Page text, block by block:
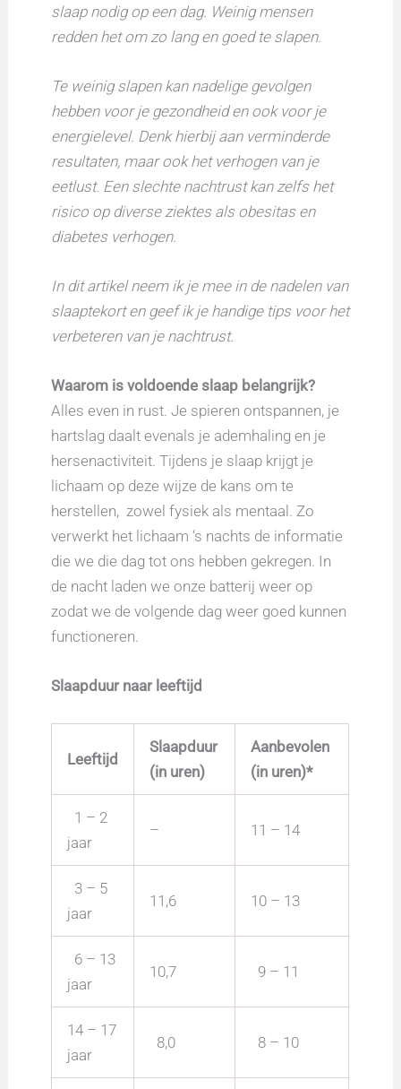
slaap nodig op een dag. Weinig mensen
redden het om zo lang en goed te slapen.
Te weinig slapen kan nadelige gevolgen
hebben voor je gezondheid en ook voor je
energielevel. Denk hierbij aan verminderde
resultaten, maar ook het verhogen van je
eetlust. Een slechte nachtrust kan zelfs het
risico op diverse ziektes als obesitas en
diabetes verhogen.
In dit artikel neem ik je mee in de nadelen van
slaaptekort en geef ik je handige tips voor het
verbeteren van je nachtrust.
Waarom is voldoende slaap belangrijk?
Alles even in rust. Je spieren ontspannen, je
hartslag daalt evenals je ademhaling en je
hersenactiviteit. Tijdens je slaap krijgt je
lichaam op deze wijze de kans om te
herstellen, zowel fysiek als mentaal. Zo
verwerkt het lichaam ‘s nachts de informatie
die we die dag tot ons hebben gekregen. In
de nacht laden we onze batterij weer op
zodat we de volgende dag weer goed kunnen
functioneren.
Slaapduur naar leeftijd
Leeftijd
Slaapduur
(in uren)
Aanbevolen
(in uren)*
1 – 2
jaar
– 11 – 14
3 – 5
jaar
11,6 10 – 13
6 – 13
jaar
10,7 9 – 11
14 – 17
jaar
8,0 8 – 10